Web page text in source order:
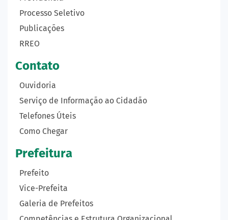
Processo Seletivo
Publicações
RREO
Contato
Ouvidoria
Serviço de Informação ao Cidadão
Telefones Úteis
Como Chegar
Prefeitura
Prefeito
Vice-Prefeita
Galeria de Prefeitos